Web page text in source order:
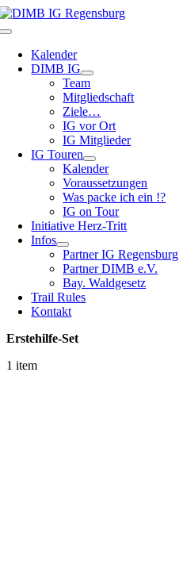
Zum
Inhalt
Toggle
NavigationKalender
DIMB IG
Team
Mitgliedschaft
Ziele…
IG vor Ort
IG Mitglieder
IG Touren
Kalender
Voraussetzungen
Was packe ich ein !?
IG on Tour
Initiative Herz-Tritt
Infos
Partner IG Regensburg
Partner DIMB e.V.
Bay. Waldgesetz
Trail Rules
Kontakt
Erstehilfe-Set
1 item